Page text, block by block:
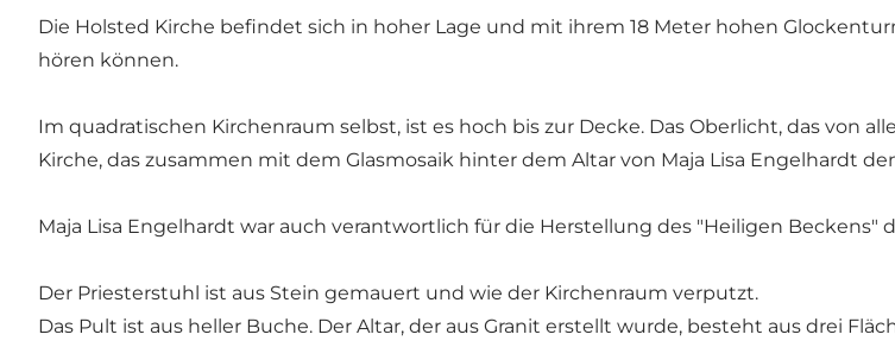
Die Holsted Kirche befindet sich in hoher Lage und mit ihrem 18 Meter hohen
hören können.
Im quadratischen Kirchenraum selbst, ist es hoch bis zur Decke. Das Oberlicht, das von
Kirche, das zusammen mit dem Glasmosaik hinter dem Altar von Maja Lisa Engelhardt
Maja Lisa Engelhardt war auch verantwortlich für die Herstellung des "Heiligen Beckens"
Der Priesterstuhl ist aus Stein gemauert und wie der Kirchenraum verputzt.
Das Pult ist aus heller Buche. Der Altar, der aus Granit erstellt wurde, besteht aus drei